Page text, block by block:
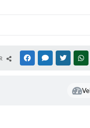
FACEBOOKMESSENGER
TWITTER